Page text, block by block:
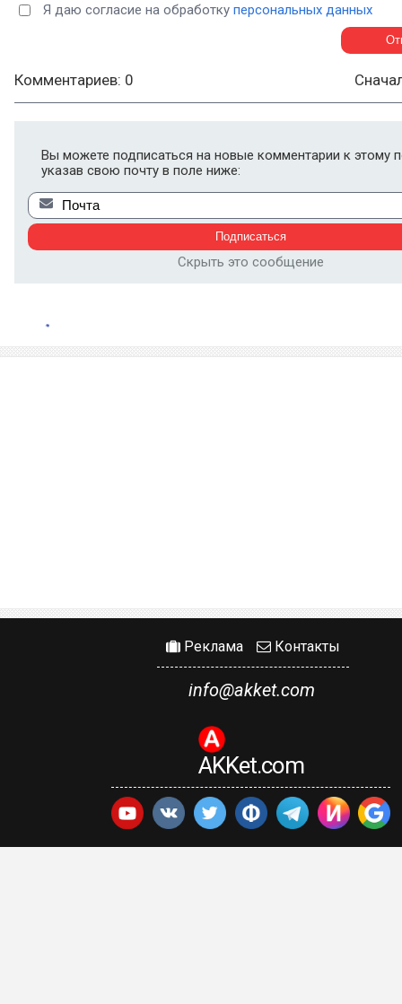
Я даю согласие на обработку персональных данных
Комментариев: 0
Вы можете подписаться на новые комментарии к этому
указав свою почту в поле ниже:
Скрыть это сообщение
Реклама Контакты
info@akket.com
AKKet.com